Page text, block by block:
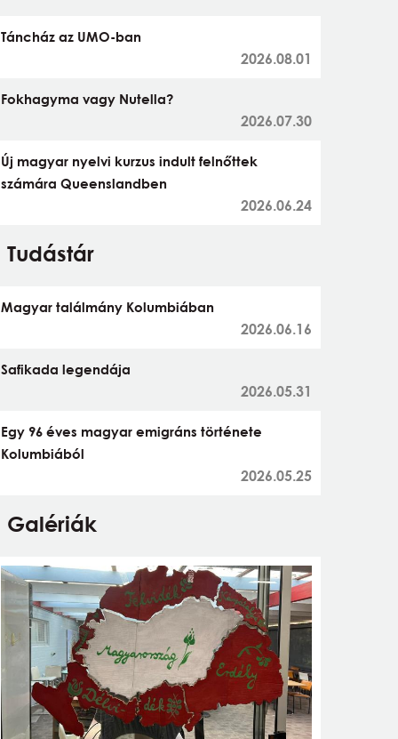
Táncház az UMO-ban
2026.08.01
Fokhagyma vagy Nutella?
2026.07.30
Új magyar nyelvi kurzus indult felnőttek
számára Queenslandben
2026.06.24
Tudástár
Magyar találmány Kolumbiában
2026.06.16
Safikada legendája
2026.05.31
Egy 96 éves magyar emigráns története
Kolumbiából
2026.05.25
Galériák